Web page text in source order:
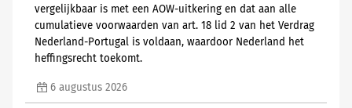
vergelijkbaar is met een AOW-uitkering en dat aan alle
cumulatieve voorwaarden van art. 18 lid 2 van het Verdrag
Nederland-Portugal is voldaan, waardoor Nederland het
heffingsrecht toekomt.
6 augustus 2026